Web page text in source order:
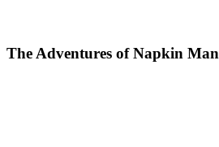
The Adventures of Napkin Man